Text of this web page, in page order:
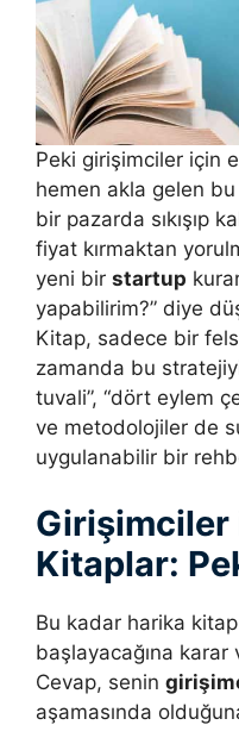
Peki girişimciler için
hemen akla gelen
bir pazarda sıkışıp
fiyat kırmaktan
yeni bir startup
yapabilirim?” diye
Kitap, sadece bir
zamanda bu
tuvali”, “dört eylem
ve metodolojiler de
uygulanabilir bir
Girişimciler
Kitaplar:
Bu kadar harika
başlayacağına
Cevap, senin
aşamasında